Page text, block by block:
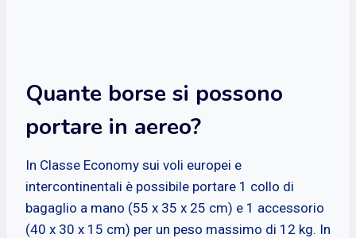
Quante borse si possono
portare in aereo?
In Classe Economy sui voli europei e
intercontinentali è possibile portare 1 collo di
bagaglio a mano (55 x 35 x 25 cm) e 1 accessorio
(40 x 30 x 15 cm) per un peso massimo di 12 kg. In